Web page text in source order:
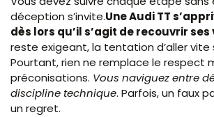
déception s’invite.Une Audi TT
dès lors qu’il s’agit de recouvrir ses
reste exigeant, la tentation d’aller vite
Pourtant, rien ne remplace le respect
préconisations. Vous naviguez entre
discipline technique. Parfois, un faux
un regret.